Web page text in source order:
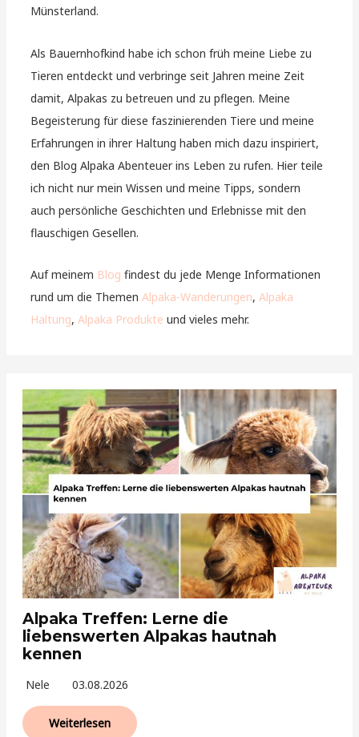
Münsterland.
Als Bauernhofkind habe ich schon früh meine Liebe zu
Tieren entdeckt und verbringe seit Jahren meine Zeit
damit, Alpakas zu betreuen und zu pflegen. Meine
Begeisterung für diese faszinierenden Tiere und meine
Erfahrungen in ihrer Haltung haben mich dazu inspiriert,
den Blog Alpaka Abenteuer ins Leben zu rufen. Hier teile
ich nicht nur mein Wissen und meine Tipps, sondern
auch persönliche Geschichten und Erlebnisse mit den
flauschigen Gesellen.
Auf meinem Blog findest du jede Menge Informationen
rund um die ThemenAlpaka-Wanderungen,Alpaka
Haltung,Alpaka Produkte und vieles mehr.
Alpaka Treffen: Lerne die
liebenswerten Alpakas hautnah
kennen
Nele 03.08.2026
Weiterlesen